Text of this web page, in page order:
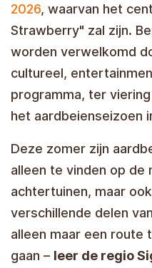
2026, waarvan het
Strawberry" zal zijn.
worden verwelkomd
cultureel,
programma, ter
het aardbeienseizoen
Deze zomer zijn
alleen te vinden op de
achtertuinen, maar
verschillende delen
alleen maar een route
gaan – leer de regio